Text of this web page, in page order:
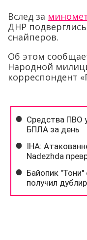
Вслед за
ДНР
снайперов.
Об этом
Народной
корреспондент